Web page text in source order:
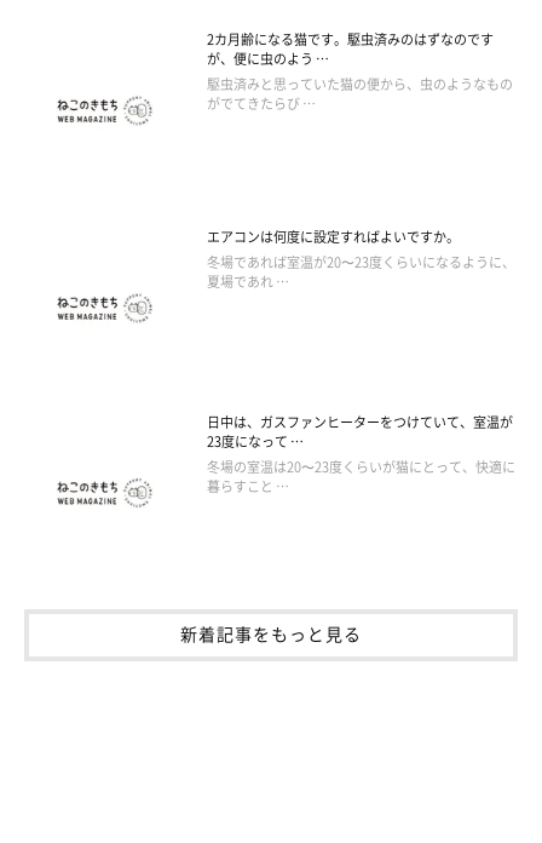
2カ月齢になる猫です。駆虫済みのはずなのです
が、便に虫のよう …
駆虫済みと思っていた猫の便から、虫のようなもの
がでてきたらび …
エアコンは何度に設定すればよいですか。
冬場であれば室温が20〜23度くらいになるように、
夏場であれ …
日中は、ガスファンヒーターをつけていて、室温が
23度になって …
冬場の室温は20〜23度くらいが猫にとって、快適に
暮らすこと …
新着記事をもっと見る